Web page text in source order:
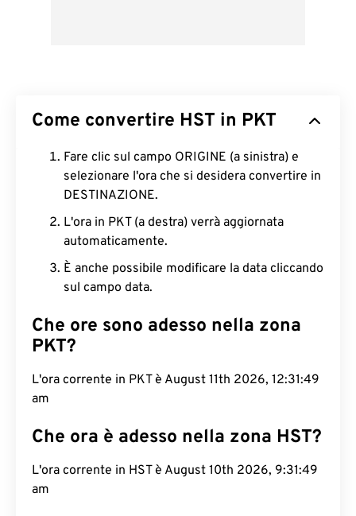
Come convertire HST in PKT
Fare clic sul campo ORIGINE (a sinistra) e
selezionare l'ora che si desidera convertire in
DESTINAZIONE.
L'ora in PKT (a destra) verrà aggiornata
automaticamente.
È anche possibile modificare la data cliccando
sul campo data.
Che ore sono adesso nella zona
PKT?
L'ora corrente in PKT è August 11th 2026, 12:31:50
am
Che ora è adesso nella zona HST?
L'ora corrente in HST è August 10th 2026, 9:31:50
am